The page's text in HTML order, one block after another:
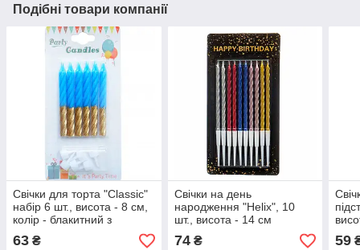
Подібні товари компанії
Свічки для торта "Classic"
набір 6 шт., висота - 8 см,
колір - блакитний з
золотом
63 ₴
Свічки на день
народження "Helix", 10
шт., висота - 14 см
74₴ 59